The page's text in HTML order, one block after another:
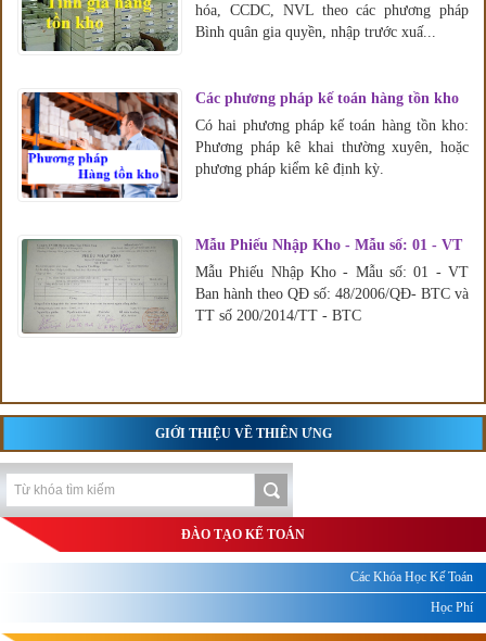
hóa, CCDC, NVL theo các phương pháp
Bình quân gia quyền, nhập trước xuấ...
Các phương pháp kế toán hàng tồn kho
Có hai phương pháp kế toán hàng tồn kho:
Phương pháp kê khai thường xuyên, hoặc
phương pháp kiểm kê định kỳ.
Mẫu Phiếu Nhập Kho - Mẫu số: 01 - VT
Mẫu Phiếu Nhập Kho - Mẫu số: 01 - VT
Ban hành theo QĐ số: 48/2006/QĐ- BTC và
TT số 200/2014/TT - BTC
GIỚI THIỆU VỀ THIÊN ƯNG
ĐÀO TẠO KẾ TOÁN
Các Khóa Học Kế Toán
Học Phí